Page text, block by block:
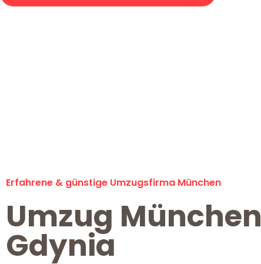
Erfahrene & günstige Umzugsfirma München
Umzug München
Gdynia